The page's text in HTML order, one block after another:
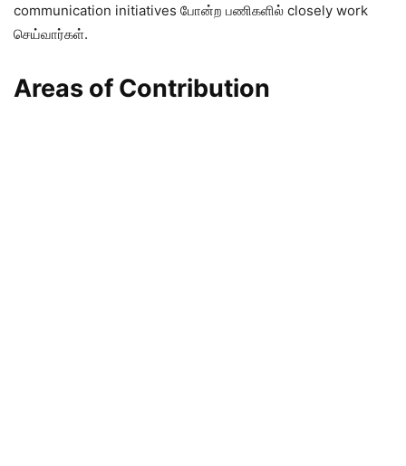
communication initiatives போன்ற பணிகளில் closely work
செய்வார்கள்.
Areas of Contribution